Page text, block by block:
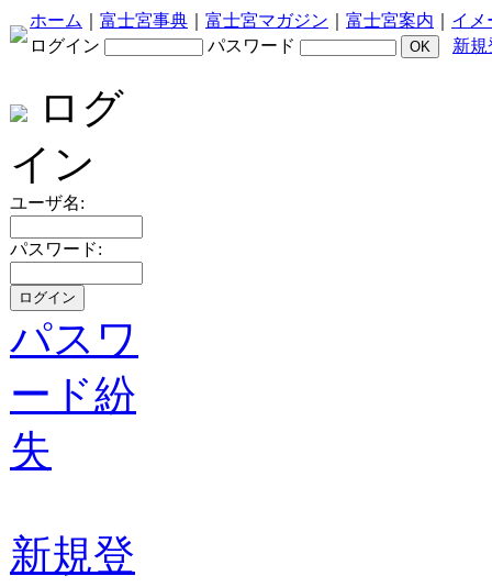
ホーム 富士宮事典 富士宮マガジン 富士宮案内
イメ
ログイン
パスワード 新規
ログ
イン
ユーザ名:
パスワード:
パスワ
ード紛
失
新規登